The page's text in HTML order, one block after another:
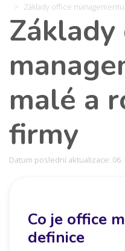
Základy office
malé a
firmy
Datum poslední aktualizace: 06.
Co je office
definice